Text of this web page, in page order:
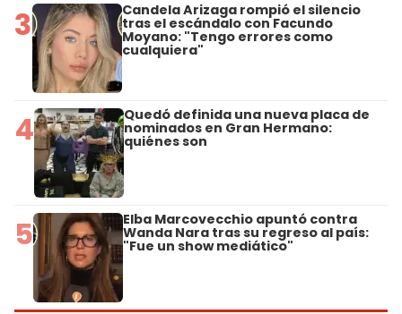
3 Candela Arizaga rompió el silencio
tras el escándalo con Facundo
Moyano: "Tengo errores como
cualquiera"
4 Quedó definida una nueva placa de
nominados en Gran Hermano:
quiénes son
5 Elba Marcovecchio apuntó contra
Wanda Nara tras su regreso al país:
"Fue un show mediático"